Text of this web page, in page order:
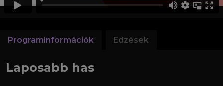
Programinformációk Edzések
Laposabb has